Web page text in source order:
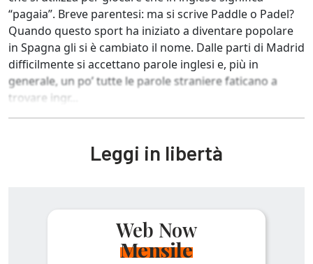
“pagaia”. Breve parentesi: ma si scrive Paddle o Padel?
Quando questo sport ha iniziato a diventare popolare
in Spagna gli si è cambiato il nome. Dalle parti di Madrid
difficilmente si accettano parole inglesi e, più in
generale, un po’ tutte le parole straniere faticano a
trovare ingr...
Leggi in libertà
Web Now
Mensile